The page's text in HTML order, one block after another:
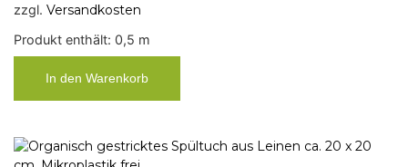
zzgl. Versandkosten
Produkt enthält: 0,5 m
In den Warenkorb